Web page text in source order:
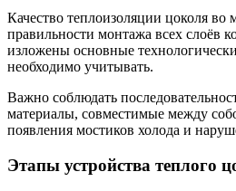
Качество теплоизоляции цоколя во
правильности монтажа всех слоёв
изложены основные
необходимо учитывать.
Важно соблюдать
материалы, совместимые между
появления мостиков холода и
Этапы устройства теплого